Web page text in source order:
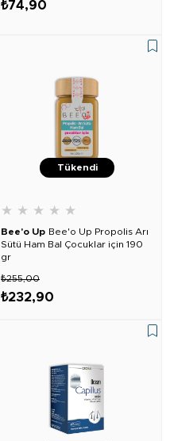
₺74,90
Tükendi
★ ★ ★ ★ ★
Bee'o Up Bee'o Up Propolis Arı
Sütü Ham Bal Çocuklar için 190
gr
₺232,90
₺255,00